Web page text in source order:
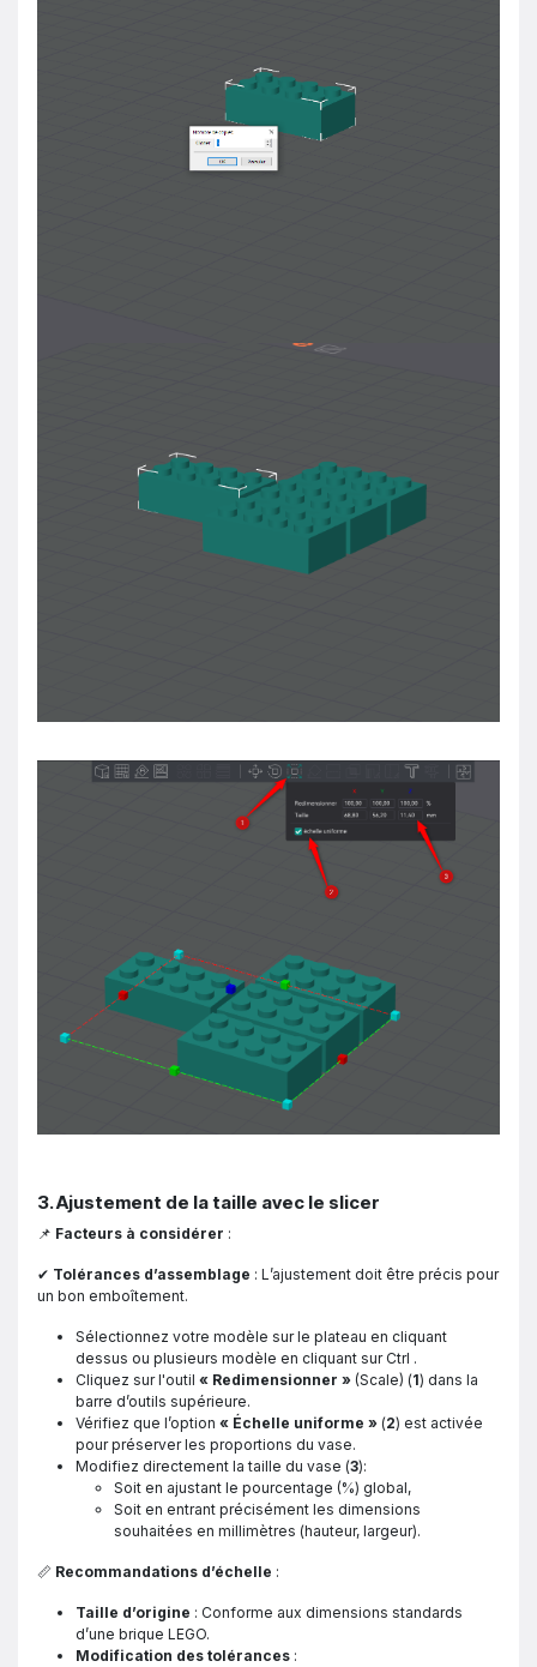
3. Ajustement de la taille avec le slicer
📌 Facteurs à considérer :
✔ Tolérances d’assemblage : L’ajustement doit être précis pour
un bon emboîtement.
Sélectionnez votre modèle sur le plateau en cliquant
dessus ou plusieurs modèle en cliquant sur Ctrl .
Cliquez sur l'outil « Redimensionner » (Scale) (1) dans la
barre d’outils supérieure.
Vérifiez que l’option « Échelle uniforme » (2) est activée
pour préserver les proportions du vase.
Modifiez directement la taille du vase (3):
Soit en ajustant le pourcentage (%) global,
Soit en entrant précisément les dimensions
souhaitées en millimètres (hauteur, largeur).
📏 Recommandations d’échelle :
Taille d’origine : Conforme aux dimensions standards
d’une brique LEGO.
Modification des tolérances :